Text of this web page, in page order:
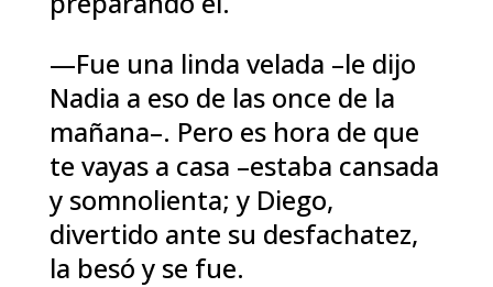
—Fue una linda velada –le dijo
Nadia a eso de las once de la
mañana–. Pero es hora de que
te vayas a casa –estaba cansada
y somnolienta; y Diego,
divertido ante su desfachatez,
la besó y se fue.